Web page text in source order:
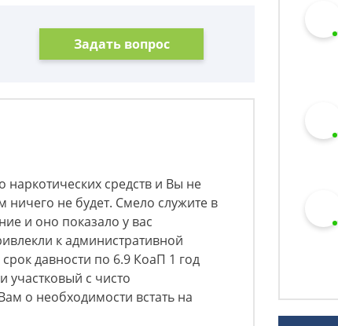
Задать вопрос
средств и Вы не
ничего не будет. Смело служите в
и оно показало у вас
к административной
давности по 6.9 КоаП 1 год
с чисто
о необходимости встать на